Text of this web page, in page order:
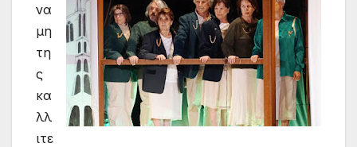
να
μη
τη
ς
κα
λλ
ιτε